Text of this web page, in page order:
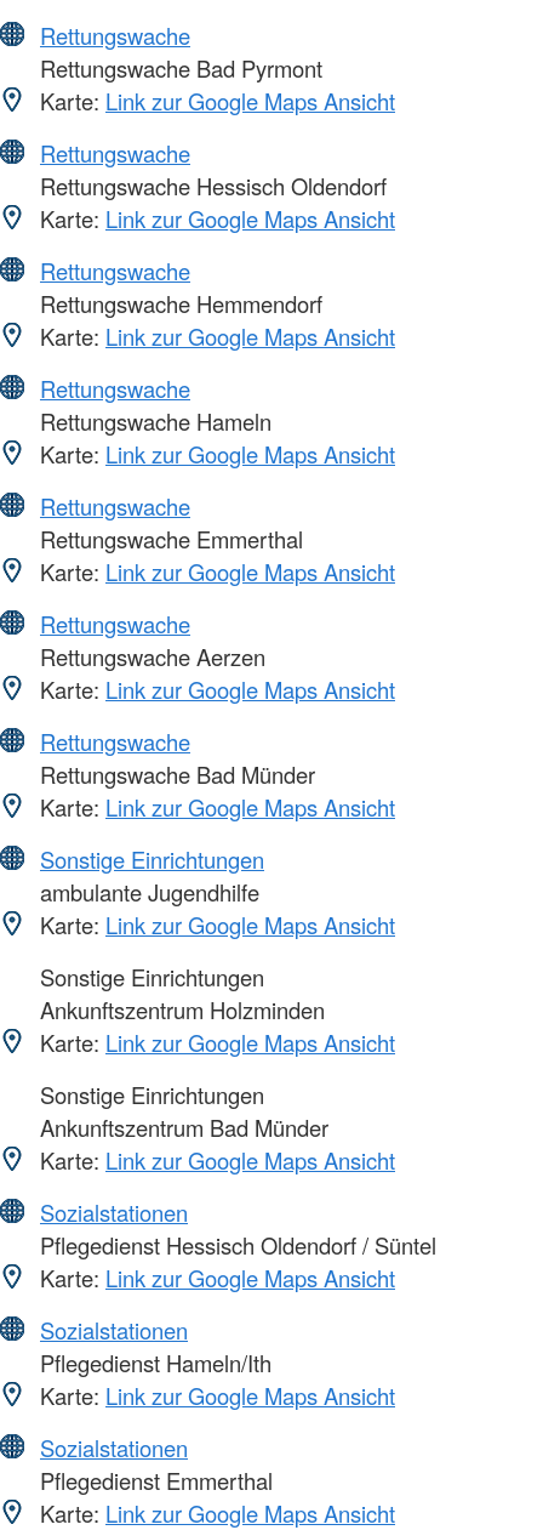
Rettungswache
Rettungswache Bad Pyrmont
Karte: Link zur Google Maps Ansicht
Rettungswache
Rettungswache Hessisch Oldendorf
Karte: Link zur Google Maps Ansicht
Rettungswache
Rettungswache Hemmendorf
Karte: Link zur Google Maps Ansicht
Rettungswache
Rettungswache Hameln
Karte: Link zur Google Maps Ansicht
Rettungswache
Rettungswache Emmerthal
Karte: Link zur Google Maps Ansicht
Rettungswache
Rettungswache Aerzen
Karte: Link zur Google Maps Ansicht
Rettungswache
Rettungswache Bad Münder
Karte: Link zur Google Maps Ansicht
Sonstige Einrichtungen
ambulante Jugendhilfe
Karte: Link zur Google Maps Ansicht
Sonstige Einrichtungen
Ankunftszentrum Holzminden
Karte: Link zur Google Maps Ansicht
Sonstige Einrichtungen
Ankunftszentrum Bad Münder
Karte: Link zur Google Maps Ansicht
Sozialstationen
Pflegedienst Hessisch Oldendorf / Süntel
Karte: Link zur Google Maps Ansicht
Sozialstationen
Pflegedienst Hameln/Ith
Karte: Link zur Google Maps Ansicht
Sozialstationen
Pflegedienst Emmerthal
Karte: Link zur Google Maps Ansicht